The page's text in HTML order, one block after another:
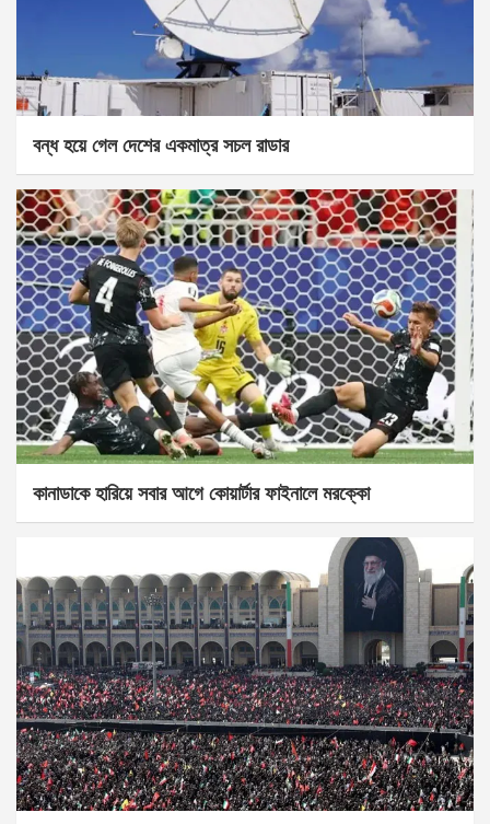
বন্ধ হয়ে গেল দেশের একমাত্র সচল রাডার
কানাডাকে হারিয়ে সবার আগে কোয়ার্টার ফাইনালে মরক্কো